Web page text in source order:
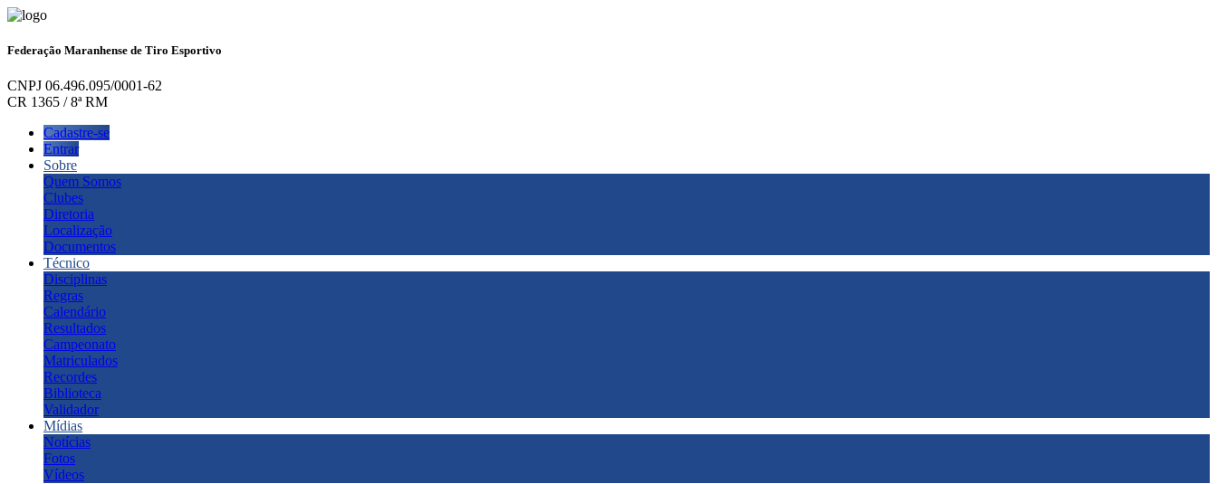
Federação Maranhense de Tiro Esportivo
CNPJ 06.496.095/0001-62
CR 1365 / 8ª RM
Cadastre-se
Entrar
Sobre
Quem Somos
Clubes
Diretoria
Localização
Documentos
Técnico
Disciplinas
Regras
Calendário
Resultados
Campeonato
Matriculados
Recordes
Biblioteca
Validador
Mídias
Notícias
Fotos
Vídeos